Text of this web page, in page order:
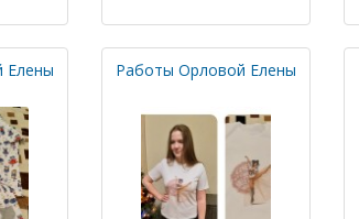
Елены Работы Орловой Елены